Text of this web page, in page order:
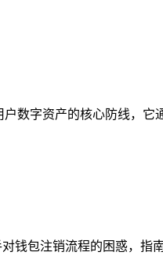
数字资产的核心防线，
钱包注销流程的困惑，